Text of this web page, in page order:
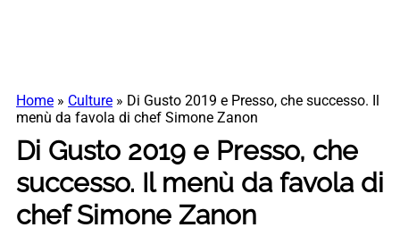
Home » Culture » Di Gusto 2019 e Presso, che successo. Il
menù da favola di chef Simone Zanon
Di Gusto 2019 e Presso, che
successo. Il menù da favola di
chef Simone Zanon